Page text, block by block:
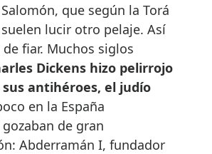
que según la Torá
lucir otro pelaje. Así
fiar. Muchos siglos
Dickens hizo pelirrojo
antihéroes, el judío
en la España
de gran
Abderramán I, fundador